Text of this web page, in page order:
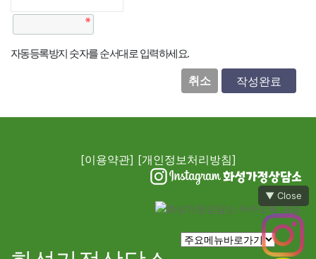
▼ Close
자동등록방지 숫자를 순서대로 입력하세요.
취소
[이용약관] [개인정보처리방침]